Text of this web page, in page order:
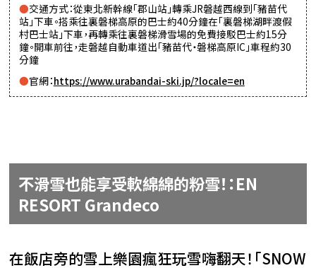
交通方式：從東北新幹線「郡山站」轉乘JR磐越西線到「豬苗代
站」下車。搭乘往裏磐梯高原的巴士約40分鐘在「裏磐梯湖畔渡假
村巴士站」下車，再轉乘往裏磐梯滑雪場的免費接駁巴士約15分
鐘。開車前往，走磐越自動車道出「豬苗代・磐梯高原IC」車程約30
分鐘
官網：https://www.urabandai-ski.jp/?locale=en
不滑雪也能享受軟綿綿的粉雪！：EN
RESORT Grandeco
在飯店旁的雪上樂園瘋狂玩雪嗨翻天！「SNOW